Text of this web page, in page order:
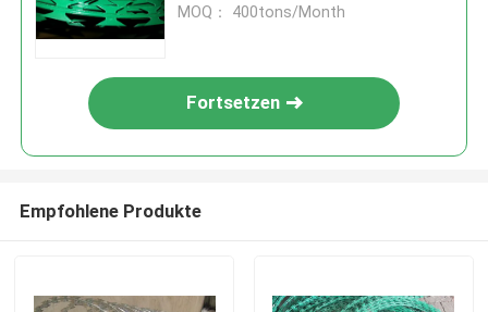
Stacheldraht
MOQ： 400tons/Month
Fortsetzen
Empfohlene Produkte